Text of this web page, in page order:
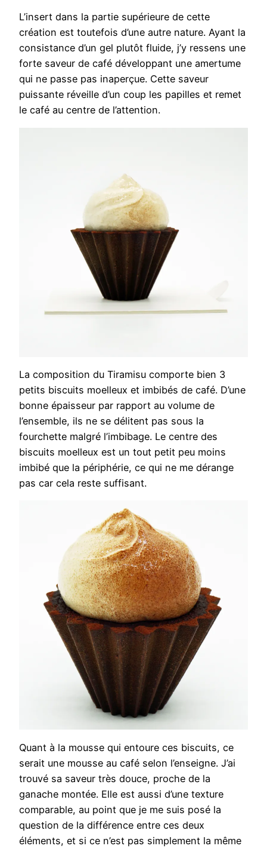
L’insert dans la partie supérieure de cette
création est toutefois d’une autre nature. Ayant la
consistance d’un gel plutôt fluide, j’y ressens une
forte saveur de café développant une amertume
qui ne passe pas inaperçue. Cette saveur
puissante réveille d’un coup les papilles et remet
le café au centre de l’attention.
La composition du Tiramisu comporte bien 3
petits biscuits moelleux et imbibés de café. D’une
bonne épaisseur par rapport au volume de
l’ensemble, ils ne se délitent pas sous la
fourchette malgré l’imbibage. Le centre des
biscuits moelleux est un tout petit peu moins
imbibé que la périphérie, ce qui ne me dérange
pas car cela reste suffisant.
Quant à la mousse qui entoure ces biscuits, ce
serait une mousse au café selon l’enseigne. J’ai
trouvé sa saveur très douce, proche de la
ganache montée. Elle est aussi d’une texture
comparable, au point que je me suis posé la
question de la différence entre ces deux
éléments, et si ce n’est pas simplement la même